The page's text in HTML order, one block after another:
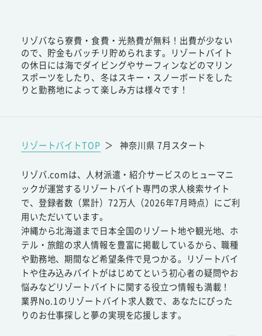
リゾバなら寮費・食費・光熱費が無料！出費が少ない
ので、貯金もバッチリ貯められます。リゾートバイト
の休日には海でダイビングやサーフィンなどのマリン
スポーツをしたり、冬はスキー・スノーボードをした
りと勤務地によって楽しみ方は様々です！
リゾートバイトTOP ＞ 神奈川県 7月スタート
リゾバ.comは、人材派遣・紹介サービスのヒューマニ
ックが運営するリゾートバイト専門の求人検索サイト
で、登録者数（累計）72万人（2026年7月時点）にご利
用いただいています。
沖縄から北海道まで日本全国のリゾート地や観光地、ホ
テル・旅館の求人情報を豊富に掲載しているから、職種
や勤務地、期間など希望条件で見つかる。リゾートバイ
トや住み込みバイトがはじめてという初心者の疑問やお
悩みなどリゾートバイトに関する役立つ情報も満載！
業界No.1のリゾートバイト求人数で、あなたにぴった
りのお仕事探しと夢の実現を応援します。